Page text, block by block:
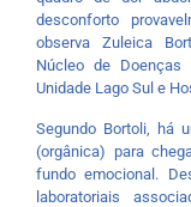
desconforto
observa Zuleica
Núcleo de Doenças
Unidade Lago Sul e
Segundo Bortoli, há
(orgânica) para
fundo emocional.
laboratoriais